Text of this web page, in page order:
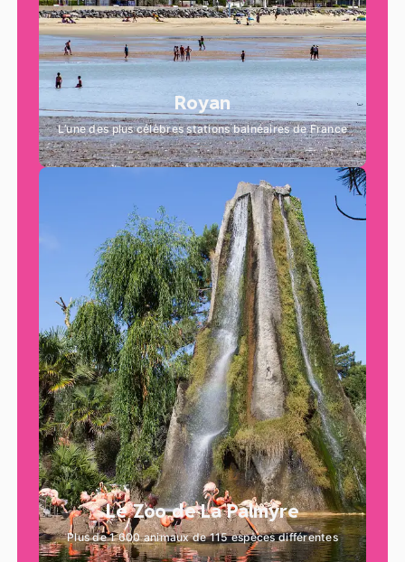
Royan
L’une des plus célèbres stations balnéaires de France
Le Zoo de La Palmyre
Plus de 1 600 animaux de 115 espèces différentes